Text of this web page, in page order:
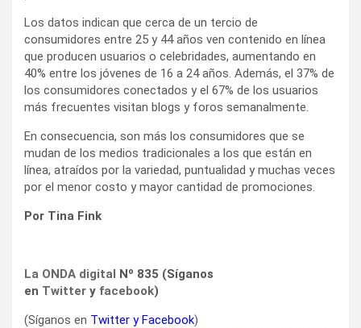
Los datos indican que cerca de un tercio de
consumidores entre 25 y 44 años ven contenido en línea
que producen usuarios o celebridades, aumentando en
40% entre los jóvenes de 16 a 24 años. Además, el 37% de
los consumidores conectados y el 67% de los usuarios
más frecuentes visitan blogs y foros semanalmente.
En consecuencia, son más los consumidores que se
mudan de los medios tradicionales a los que están en
línea, atraídos por la variedad, puntualidad y muchas veces
por el menor costo y mayor cantidad de promociones.
Por Tina Fink
La ONDA digital Nº 835 (Síganos
en Twitter y facebook)
(Síganos en Twitter yFacebook)